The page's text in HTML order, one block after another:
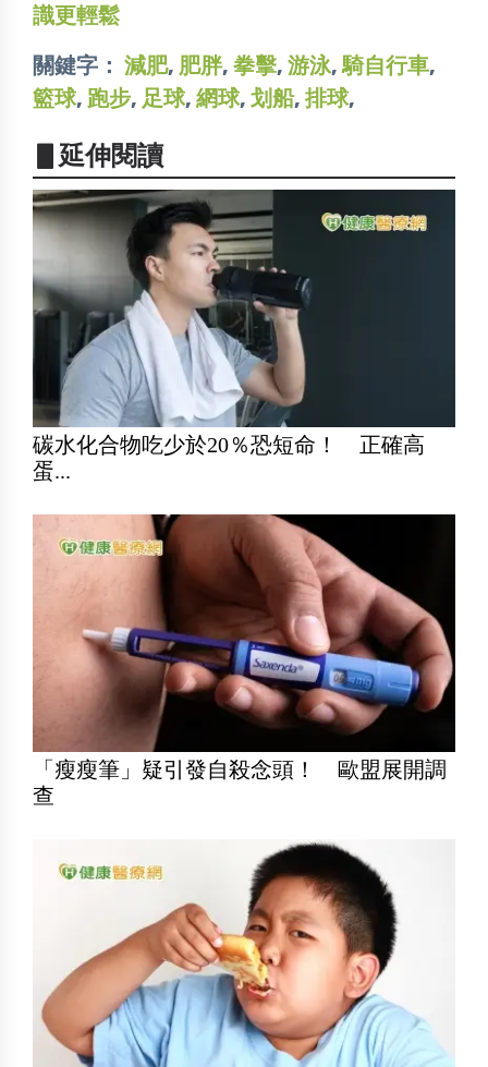
識更輕鬆
關鍵字： 減肥, 肥胖, 拳擊, 游泳,騎自行車,
籃球, 跑步, 足球, 網球, 划船, 排球,
▋延伸閱讀
碳水化合物吃少於20％恐短命！ 正確高
蛋...
「瘦瘦筆」疑引發自殺念頭！ 歐盟展開調
查